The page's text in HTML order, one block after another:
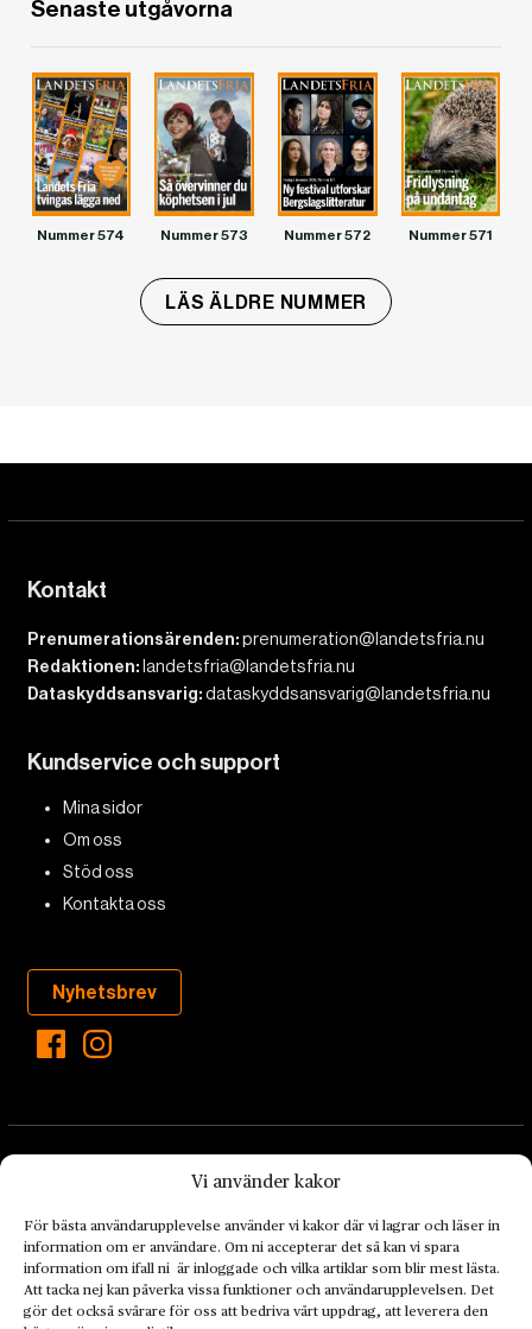
Vi använder kakor
För bästa användarupplevelse använder vi kakor där vi lagrar och läser in
information om er användare. Om ni accepterar det så kan vi spara
information om ifall ni är inloggade och vilka artiklar som blir mest lästa.
Att tacka nej kan påverka vissa funktioner och användarupplevelsen. Det
gör det också svårare för oss att bedriva vårt uppdrag, att leverera den
Senaste utgåvorna
Nummer 574 Nummer 573 Nummer 572 Nummer 571
LÄS ÄLDRE NUMMER
Kontakt
Prenumerationsärenden:prenumeration@landetsfria.nu
Redaktionen: landetsfria@landetsfria.nu
Dataskyddsansvarig:dataskyddsansvarig@landetsfria.nu
Kundservice och support
Mina sidor
Om oss
Stöd oss
Kontakta oss
Nyhetsbrev
Landets Fria Tidning är en nyhetstidning med bred bevakning av
det viktigaste som händer lokalt och globalt och med fokus på
omställningsrörelsen. En omställning till ett hållbart samhälle går